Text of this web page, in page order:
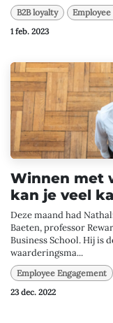
B2B loyalty
1 feb. 2023
Winnen met
kan je veel
Deze maand had
Baeten, professor
Business School. Hij is
waarderingsma...
Employee Engagement
23 dec. 2022